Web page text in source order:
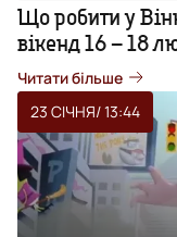
Що робити у
вікенд 16 – 18
Читати більше
23 СІЧНЯ/ 13:44